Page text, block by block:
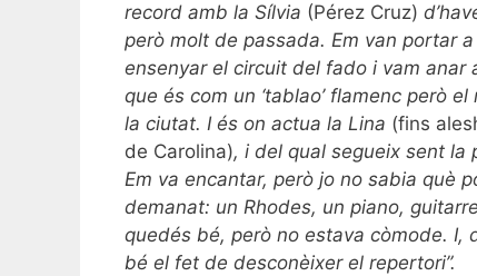
record amb la Sílvia (Pérez Cruz)
però molt de passada. Em van portar
ensenyar el circuit del fado i vam anar
que és com un ‘tablao’ flamenc però
la ciutat. I és on actua la Lina (fins
de Carolina), i del qual segueix sent la
Em va encantar, però jo no sabia què
demanat: un Rhodes, un piano,
quedés bé, però no estava còmode. I,
bé el fet de desconèixer el repertori”.